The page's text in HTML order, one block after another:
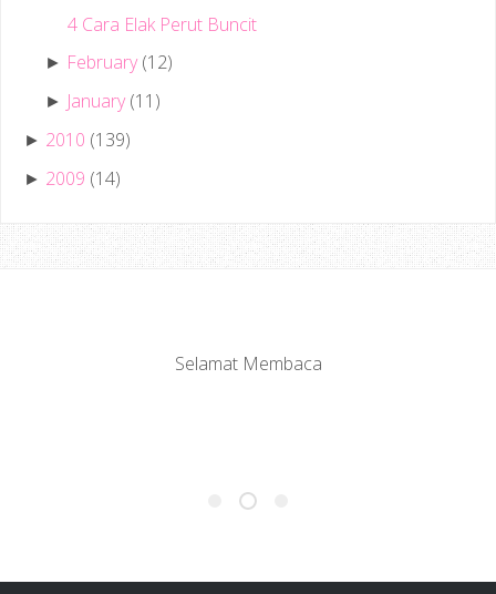
4 Cara Elak Perut Buncit
► February (12)
► January (11)
► 2010 (139)
► 2009 (14)
Selamat Membaca